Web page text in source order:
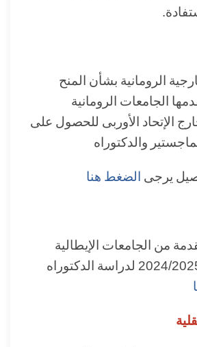
الرومانية بشأن المنح
الجامعات الرومانية
الإتحاد الأوربى للحصول على
والدكتوراه
يرجى الضغط هنا
من الجامعات الإيطالية
للعام الدراسي 2024/2025 لدراسة الدكتوراه